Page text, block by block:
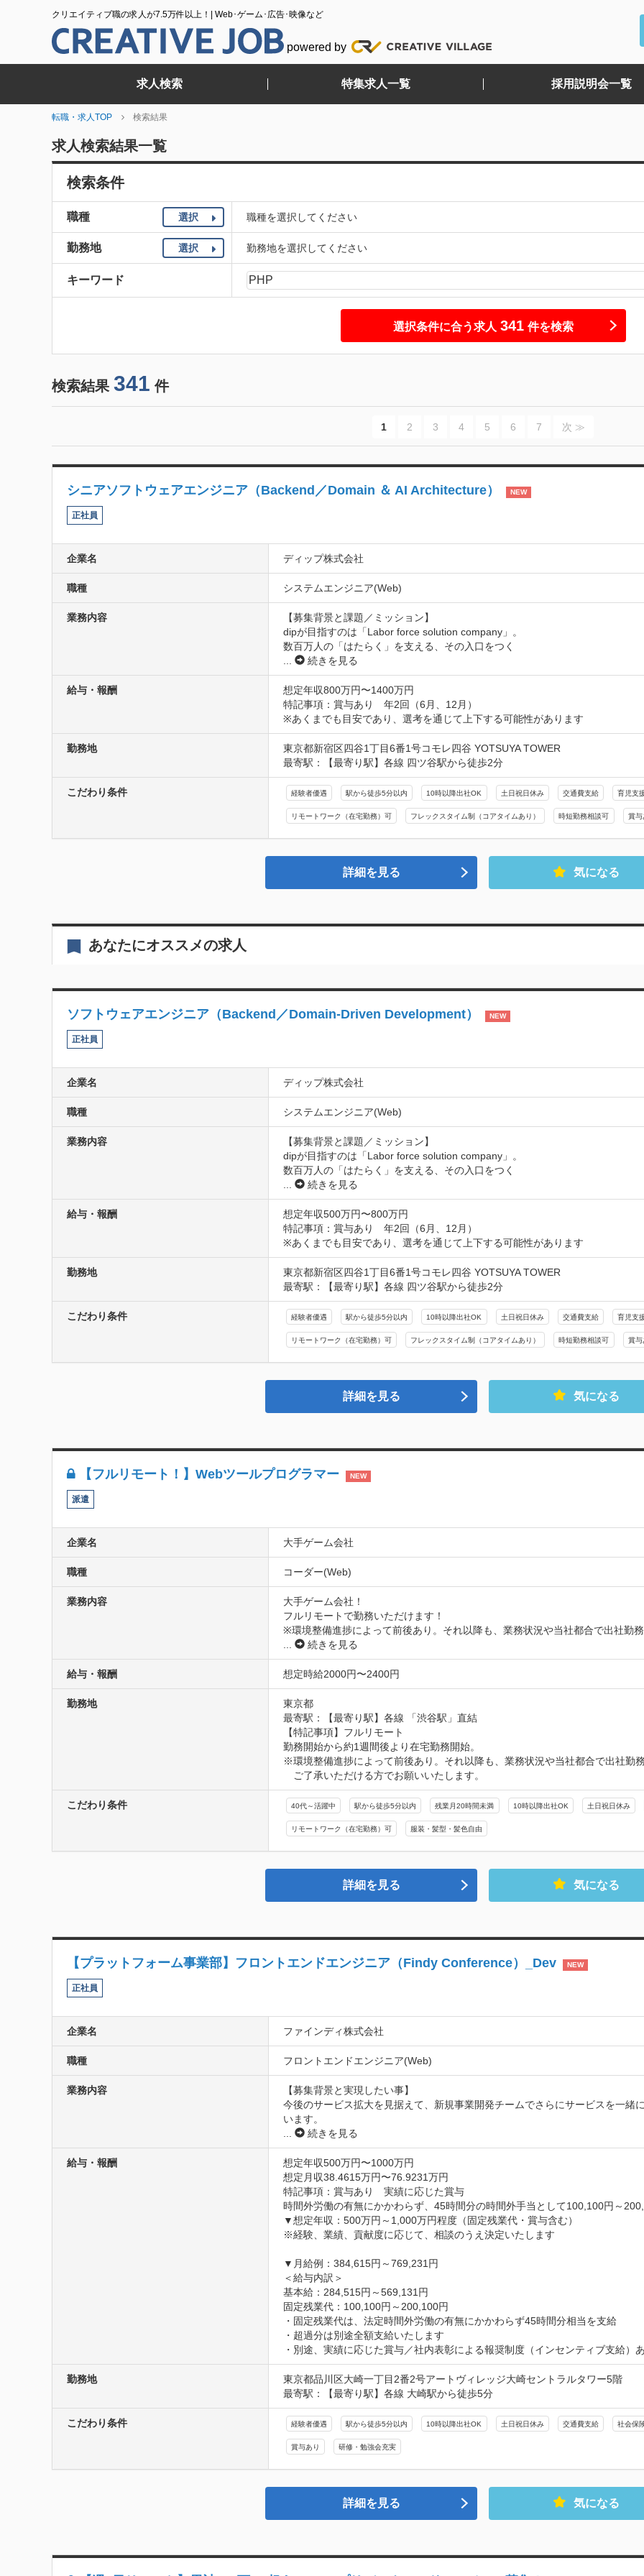
クリエイティブ職の求人が7.5万件以上！| Web･ゲーム･広告･映像など
powered by
求人検索 特集求人一覧 採用説明会一覧
転職・求人TOP 検索結果
求人検索結果一覧
検索条件
職種 選択 職種を選択してください
勤務地 選択 勤務地を選択してください
キーワード
選択条件に合う求人 341 件を検索
検索結果 341 件
1 2 3 4 5 6 7 次 ≫
シニアソフトウェアエンジニア（Backend／Domain ＆ AI Architecture） NEW
正社員
企業名 ディップ株式会社
職種 システムエンジニア(Web)
業務内容
【募集背景と課題／ミッション】
dipが目指すのは「Labor force solution company」。
数百万人の「はたらく」を支える、その入口をつく
続きを見る
給与・報酬
想定年収800万円〜1400万円
特記事項：賞与あり　年2回（6月、12月）
※あくまでも目安であり、選考を通じて上下する可能性があります
勤務地
東京都新宿区四谷1丁目6番1号コモレ四谷 YOTSUYA TOWER
最寄駅：【最寄り駅】各線 四ツ谷駅から徒歩2分
こだわり条件 経験者優遇 駅から徒歩5分以内 10時以降出社OK 土日祝日休み 交通費支給 育児支
リモートワーク（在宅勤務）可 フレックスタイム制（コアタイムあり） 時短勤務相談可 賞与
詳細を見る 気になる
あなたにオススメの求人
ソフトウェアエンジニア（Backend／Domain-Driven Development） NEW
正社員
企業名 ディップ株式会社
職種 システムエンジニア(Web)
業務内容
【募集背景と課題／ミッション】
dipが目指すのは「Labor force solution company」。
数百万人の「はたらく」を支える、その入口をつく
続きを見る
給与・報酬
想定年収500万円〜800万円
特記事項：賞与あり　年2回（6月、12月）
※あくまでも目安であり、選考を通じて上下する可能性があります
勤務地
東京都新宿区四谷1丁目6番1号コモレ四谷 YOTSUYA TOWER
最寄駅：【最寄り駅】各線 四ツ谷駅から徒歩2分
こだわり条件 経験者優遇 駅から徒歩5分以内 10時以降出社OK 土日祝日休み 交通費支給 育児支
リモートワーク（在宅勤務）可 フレックスタイム制（コアタイムあり） 時短勤務相談可 賞与
詳細を見る 気になる
【フルリモート！】Webツールプログラマー NEW
派遣
企業名 大手ゲーム会社
職種 コーダー(Web)
業務内容
大手ゲーム会社！
フルリモートで勤務いただけます！
※環境整備進捗によって前後あり。それ以降も、業務状況や当社都合で出社勤
続きを見る
給与・報酬 想定時給2000円〜2400円
勤務地
東京都
最寄駅：【最寄り駅】各線 「渋谷駅」直結
【特記事項】フルリモート
勤務開始から約1週間後より在宅勤務開始。
※環境整備進捗によって前後あり。それ以降も、業務状況や当社都合で出社勤
ご了承いただける方でお願いいたします。
こだわり条件 40代～活躍中 駅から徒歩5分以内 残業月20時間未満 10時以降出社OK 土日祝日休み
リモートワーク（在宅勤務）可 服装・髪型・髪色自由
詳細を見る 気になる
【プラットフォーム事業部】フロントエンドエンジニア（Findy Conference）_Dev NEW
正社員
企業名 ファインディ株式会社
職種 フロントエンドエンジニア(Web)
業務内容
【募集背景と実現したい事】
今後のサービス拡大を見据えて、新規事業開発チームでさらにサービスを一緒
続きを見る
給与・報酬
想定年収500万円〜1000万円
想定月収38.4615万円〜76.9231万円
特記事項：賞与あり　実績に応じた賞与
時間外労働の有無にかかわらず、45時間分の時間外手当として100,100円～
▼想定年収：500万円～1,000万円程度（固定残業代・賞与含む）
※経験、業績、貢献度に応じて、相談のうえ決定いたします
▼月給例：384,615円～769,231円
＜給与内訳＞
基本給：284,515円～569,131円
固定残業代：100,100円～200,100円
・固定残業代は、法定時間外労働の有無にかかわらず45時間分相当を支給
・超過分は別途全額支給いたします
・別途、実績に応じた賞与／社内表彰による報奨制度（インセンティブ支給）
勤務地
東京都品川区大崎一丁目2番2号アートヴィレッジ大崎セントラルタワー5階
最寄駅：【最寄り駅】各線 大崎駅から徒歩5分
こだわり条件 経験者優遇 駅から徒歩5分以内 10時以降出社OK 土日祝日休み 交通費支給 社会保
賞与あり 研修・勉強会充実
詳細を見る 気になる